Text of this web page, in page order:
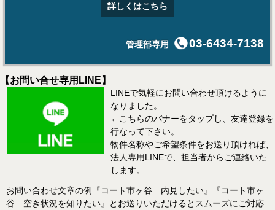
詳しくはこちら
管理部専用 03-6434-7138
【お問い合せ専用LINE】
LINEで気軽にお問い合わせ頂けるように
なりました。
←こちらのバナーをタップし、友達登録を
行なって下さい。
物件名称やご希望条件をお送り頂ければ、
法人専用LINEで、担当者からご連絡いた
します。
お問い合わせ文章の例『コート市ヶ谷 内見したい』『コート市ヶ
谷 空き状況を知りたい』とお送りいただけるとスムーズにご対応